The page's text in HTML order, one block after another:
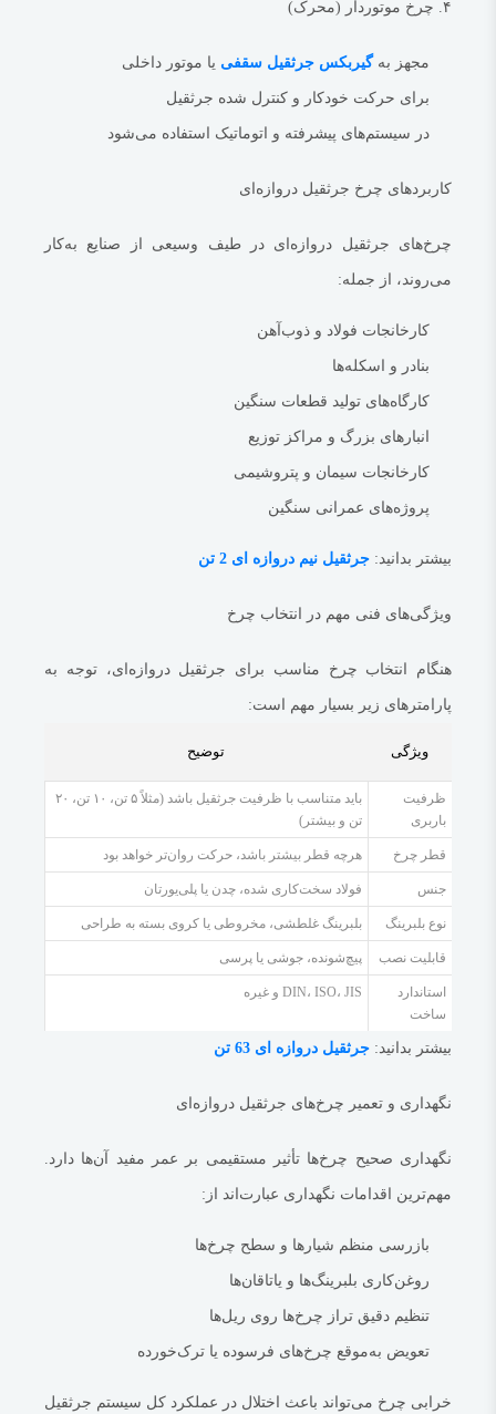
نگهداری و تعمیر چرخ‌های جرثقیل دروازه‌ای
نگهداری صحیح چرخ‌ها تأثیر مستقیمی بر عمر مفید آن‌ها دارد. مهم‌ترین اقدامات
نگهداری عبارت‌اند از:
روغن‌کاری بلبرینگ‌ها و یاتاقان‌ها
تعویض به‌موقع چرخ‌های فرسوده یا ترک‌خورده
خرابی چرخ می‌تواند باعث اختلال در عملکرد کل سیستم جرثقیل شود و حتی
منجر به حوادث صنعتی شود؛ بنابراین، برنامه‌ریزی دقیق برای سرویس‌های
دوره‌ای ضروری است.
بیشتر بدانید:
ارتقاء ایمنی در کار
نکات مهم در خرید چرخ جرثقیل دروازه‌ای
از برندهای معتبر یا فروشگاه‌های تخصصی مانند ای ابزار خرید کنید.
مدل چرخ فعلی را با دقت بررسی و جایگزین مشابه انتخاب کنید.
در صورت نیاز با کارشناسان فنی مشورت کنید.
قیمت چرخ جرثقیل دروازه‌ای
قیمت چرخ‌ها بر اساس جنس، ظرفیت، نوع بلبرینگ و برند متفاوت است. به طور
کلی:
چرخ فولادی ساده: از حدود ۱ تا ۳ میلیون تومان
چرخ فلنج‌دار حرفه‌ای:از ۳ تا ۸ میلیون تومان
چرخ‌های موتور‌دار:
چرخ‌های سفارشی یا وارداتی:بسته به مشخصات فنی
چرا از ای ابزار خرید کنیم؟
مشاوره تخصصی رایگان
تضمین کیفیت و اصالت کالا
ارسال سریع به سراسر ایران
خدمات پس از فروش و پشتیبانی فنی
نتیجه‌گیری
۴. چرخ موتور‌دار (محرک)
مجهز بهگیربکس جرثقیل سقفی یا موتور داخلی
برای حرکت خودکار و کنترل شده جرثقیل
در سیستم‌های پیشرفته و اتوماتیک استفاده می‌شود
کاربردهای چرخ جرثقیل دروازه‌ای
چرخ‌های جرثقیل دروازه‌ای در طیف وسیعی از صنایع به‌کار
می‌روند، از جمله:
کارخانجات فولاد و ذوب‌آهن
بنادر و اسکله‌ها
کارگاه‌های تولید قطعات سنگین
انبارهای بزرگ و مراکز توزیع
کارخانجات سیمان و پتروشیمی
پروژه‌های عمرانی سنگین
بیشتر بدانید: جرثقیل نیم دروازه ای 2 تن
ویژگی‌های فنی مهم در انتخاب چرخ
هنگام انتخاب چرخ مناسب برای جرثقیل دروازه‌ای، توجه به
پارامترهای زیر بسیار مهم است:
ویژگی توضیح
ظرفیت
باربری
باید متناسب با ظرفیت جرثقیل باشد (مثلاً ۵ تن، ۱۰ تن، ۲۰
تن و بیشتر)
قطر چرخ هرچه قطر بیشتر باشد، حرکت روان‌تر خواهد بود
جنس فولاد سخت‌کاری شده، چدن یا پلی‌یورتان
نوع بلبرینگ بلبرینگ غلطشی، مخروطی یا کروی بسته به طراحی
قابلیت نصب پیچ‌شونده، جوشی یا پرسی
استاندارد
ساخت
DIN، ISO، JIS و غیره
بیشتر بدانید: جرثقیل دروازه ای 63 تن
نگهداری و تعمیر چرخ‌های جرثقیل دروازه‌ای
نگهداری صحیح چرخ‌ها تأثیر مستقیمی بر عمر مفید آن‌ها دارد.
مهم‌ترین اقدامات نگهداری عبارت‌اند از:
بازرسی منظم شیارها و سطح چرخ‌ها
روغن‌کاری بلبرینگ‌ها و یاتاقان‌ها
تنظیم دقیق تراز چرخ‌ها روی ریل‌ها
تعویض به‌موقع چرخ‌های فرسوده یا ترک‌خورده
خرابی چرخ می‌تواند باعث اختلال در عملکرد کل سیستم جرثقیل